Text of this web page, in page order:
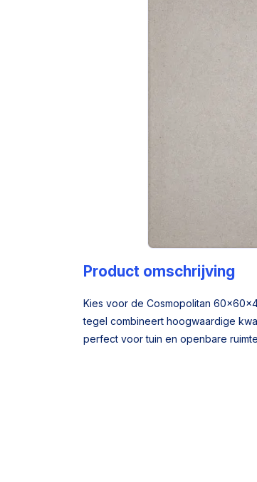
Product omschrijving
Kies voor de Cosmopolitan
tegel combineert hoogwaardige
perfect voor tuin en openbare